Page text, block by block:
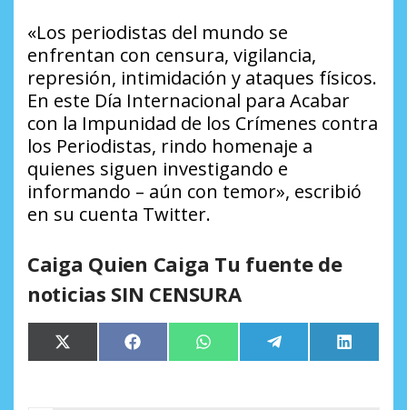
«Los periodistas del mundo se
enfrentan con censura, vigilancia,
represión, intimidación y ataques físicos.
En este Día Internacional para Acabar
con la Impunidad de los Crímenes contra
los Periodistas, rindo homenaje a
quienes siguen investigando e
informando – aún con temor», escribió
en su cuenta Twitter.
Caiga Quien Caiga Tu fuente de
noticias SIN CENSURA
Compartir
en
X
(Twitter)
Compartir
en
Facebook Compartir
en
WhatsApp Compartir
en
Telegram
en
LinkedIn